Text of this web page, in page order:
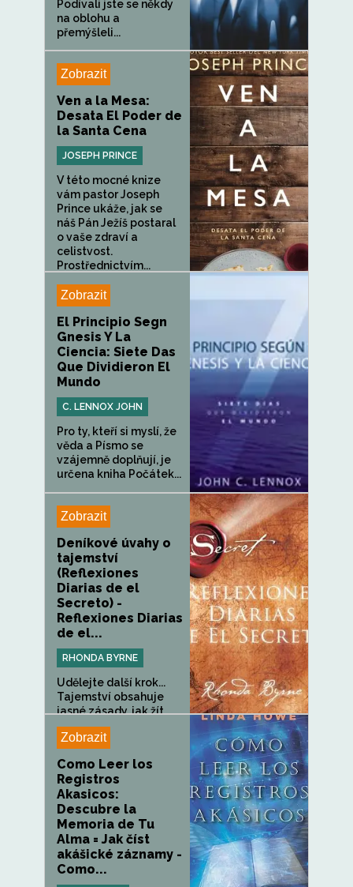
Podívali jste se někdy
na oblohu a
přemýšleli...
Zobrazit
Ven a la Mesa:
Desata El Poder de
la Santa Cena
JOSEPH PRINCE
V této mocné knize
vám pastor Joseph
Prince ukáže, jak se
náš Pán Ježíš postaral
o vaše zdraví a
celistvost.
Prostřednictvím...
Zobrazit
El Principio Segn
Gnesis Y La
Ciencia: Siete Das
Que Dividieron El
Mundo
C. LENNOX JOHN
Pro ty, kteří si myslí, že
věda a Písmo se
vzájemně doplňují, je
určena kniha Počátek...
Zobrazit
Deníkové úvahy o
tajemství
(Reflexiones
Diarias de el
Secreto) -
Reflexiones Diarias
de el...
RHONDA BYRNE
Udělejte další krok...
Tajemství obsahuje
jasné zásady, jak žít...
Zobrazit
Como Leer los
Registros
Akasicos:
Descubre la
Memoria de Tu
Alma = Jak číst
akášické záznamy -
Como...